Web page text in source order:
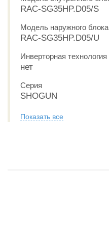
RAC-SG35HP.D05/S
Модель наружного блока
RAC-SG35HP.D05/U
Инверторная технология
нет
Серия
SHOGUN
Показать все